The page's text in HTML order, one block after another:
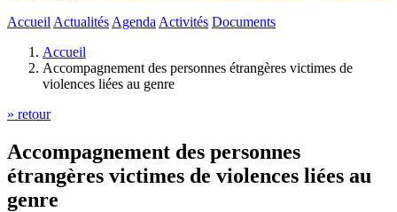
Accueil Actualités Agenda Activités Documents
Accueil
Accompagnement des personnes étrangères victimes de
violences liées au genre
» retour
Accompagnement des personnes
étrangères victimes de violences liées au
genre